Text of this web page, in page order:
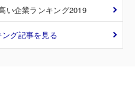
い企業ランキング2019
グ記事を見る